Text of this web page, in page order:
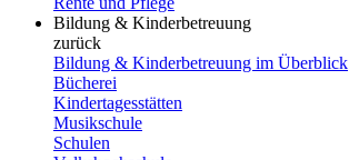
Bildung & Kinderbetreuung
zurück
Bildung & Kinderbetreuung im Überblick
Bücherei
Kindertagesstätten
Musikschule
Schulen